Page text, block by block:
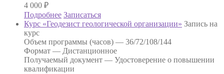
4 000 ₽
Подробнее Записаться
Курс «Геодезист геологической организации» Запись на
курс
Объем программы (часов) — 36/72/108/144
Формат — Дистанционное
Получаемый документ — Удостоверение о повышении
квалификации